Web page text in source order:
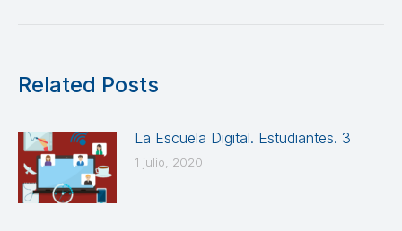
Related Posts
La Escuela Digital. Estudiantes. 3
1 julio, 2020